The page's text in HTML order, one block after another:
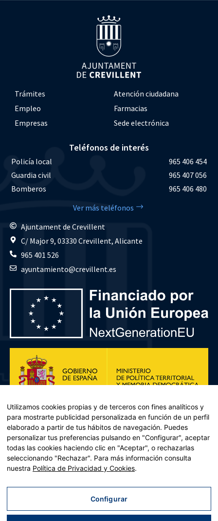
Trámites
Atención ciudadana
Empleo
Farmacias
Empresas
Sede electrónica
Teléfonos de interés
Policía local
965 406 454
Guardia civil
965 407 056
Bomberos
965 406 480
Ver más teléfonos
Ajuntament de Crevillent
C/ Major 9, 03330 Crevillent, Alicante
965 401 526
ayuntamiento@crevillent.es
Plan de Recuperación, Transformación y Resiliencia – Financiado por
Recuperación y resiliencia, establecido por el Reglamento (UE)
2021/241 del Parlamento Europeo y del Consejo, de 12 de febrero
Utilizamos cookies propias y de terceros con fines analíticos y
para mostrarte publicidad personalizada en función de un perfil
elaborado a partir de tus hábitos de navegación. Puedes
personalizar tus preferencias pulsando en "Configurar", aceptar
todas las cookies haciendo clic en "Aceptar", o rechazarlas
seleccionando "Rechazar". Para más información consulta
nuestra Política de Privacidad y Cookies.
Configurar